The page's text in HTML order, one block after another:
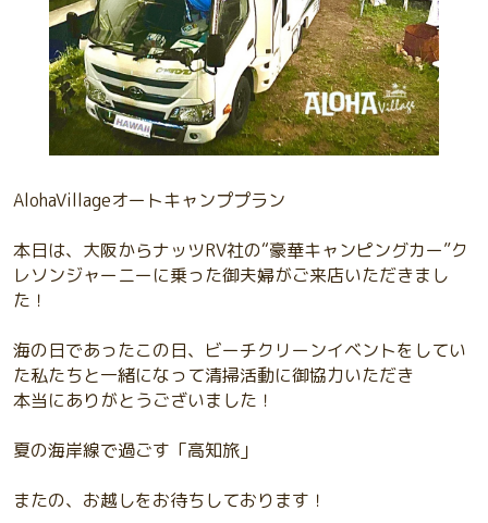
AlohaVillageオートキャンププラン
本日は、大阪からナッツRV社の“豪華キャンピングカー”ク
レソンジャーニーに乗った御夫婦がご来店いただきまし
た！
海の日であったこの日、ビーチクリーンイベントをしてい
た私たちと一緒になって清掃活動に御協力いただき
本当にありがとうございました！
夏の海岸線で過ごす「高知旅」
またの、お越しをお待ちしております！